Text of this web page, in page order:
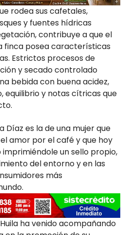
rodea sus cafetales,
y fuentes hídricas
contribuye a que el
finca posea características
Estrictos procesos de
y secado controlado
bebida con buena acidez,
equilibrio y notas cítricas que
Díaz es la de una mujer que
amor por el café y que hoy
un sello propio,
del entorno y en las
más
ha venido acompañando